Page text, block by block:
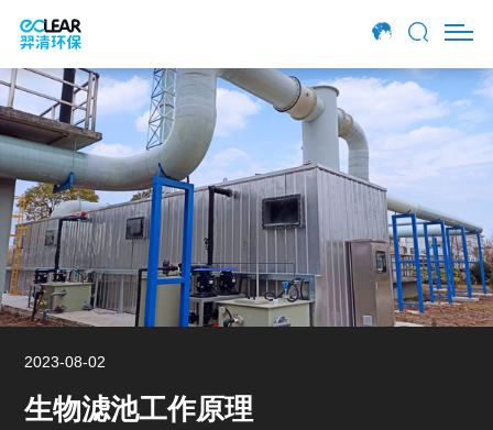
2023-08-02
生物滤池工作原理
生物滤池生产厂家